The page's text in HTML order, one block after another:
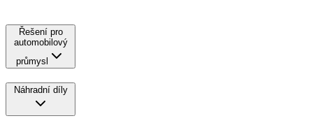
Řešení pro
automobilový
průmysl
Náhradní díly